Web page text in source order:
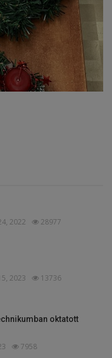
2022 28977
2023 13736
oktatott
7958